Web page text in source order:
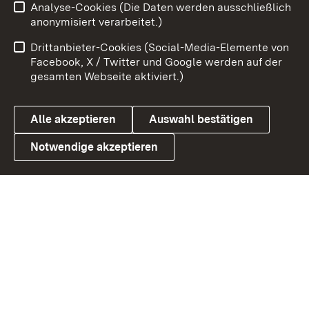
Link zum Landesportal
Benutzungshinweise
Barrierefreiheit
Datenschutz
Cookies
Analyse-Cookies (Die Daten werden ausschließlich
anonymisiert verarbeitet.)
Drittanbieter-Cookies (Social-Media-Elemente von
Facebook, X / Twitter und Google werden auf der
gesamten Webseite aktiviert.)
Alle akzeptieren Auswahl bestätigen
Notwendige akzeptieren